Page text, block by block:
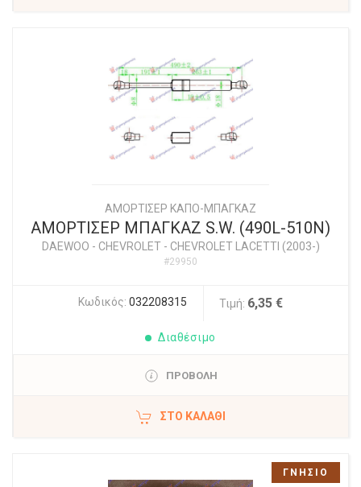
ΑΜΟΡΤΙΣΕΡ ΚΑΠΟ-ΜΠΑΓΚΑΖ
ΑΜΟΡΤΙΣΕΡ ΜΠΑΓΚΑΖ S.W. (490L-510N)
DAEWOO - CHEVROLET- CHEVROLET LACETTI (2003-)
#29950
Κωδικός: 032208315 Τιμή: 6,35 €
Διαθέσιμο
ΠΡΟΒΟΛΗ
ΣΤΟ ΚΑΛΆΘΙ
ΓΝΗΣΙΟ